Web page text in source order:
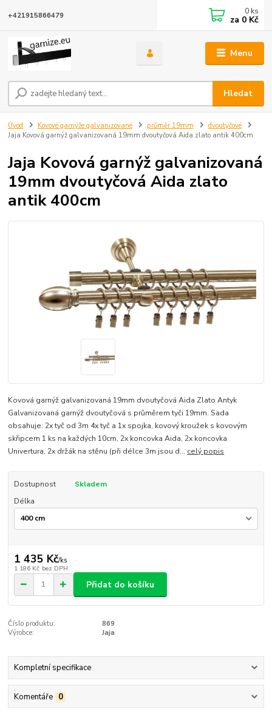
Menu
Hledat
+421915866479 0 ks
za 0 Kč
Úvod Kovové garnýže galvanizované průměr 19mm
dvoutyčové
Jaja Kovová garnýž galvanizovaná 19mm dvoutyčová Aida zlato antik 400cm
Jaja Kovová garnýž galvanizovaná
19mm dvoutyčová Aida zlato
antik 400cm
Kovová garnýž galvanizovaná 19mm dvoutyčová Aida Zlato Antyk
Galvanizovaná garnýž dvoutyčová s průměrem tyči 19mm. Sada
obsahuje: 2x tyč od 3m 4x tyč a 1x spojka, kovový kroužek s kovovým
skřipcem 1 ks na každých 10cm, 2x koncovka Aida, 2x koncovka
Univertura, 2x držák na stěnu (při délce 3m jsou d... celý popis
Dostupnost
Skladem
Délka
1 435 Kč/ks
1 186 Kč bez DPH
Přidat do košíku
Číslo produktu:
869
Výrobce:
Jaja
Kompletní specifikace
Komentáře 0